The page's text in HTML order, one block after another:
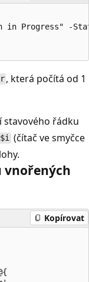
in Progress" -
, která počítá od 1
stavového řádku
$i(čítač ve smyčce
vnořených
Kopírovat